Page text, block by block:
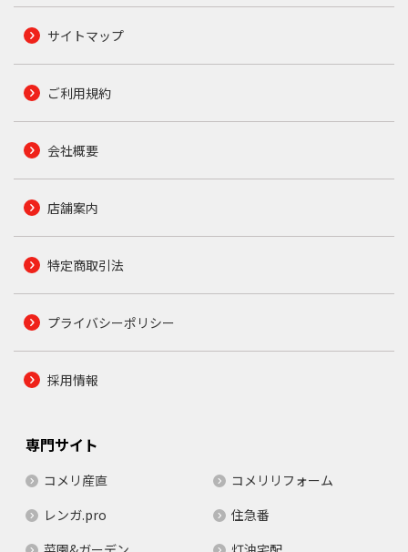
サイトマップ
ご利用規約
会社概要
店舗案内
特定商取引法
プライバシーポリシー
採用情報
専門サイト
コメリ産直
コメリリフォーム
レンガ.pro
住急番